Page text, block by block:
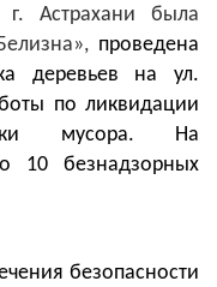
г. Астрахани была
проведена
деревьев на ул.
по ликвидации
мусора. На
10 безнадзорных
безопасности